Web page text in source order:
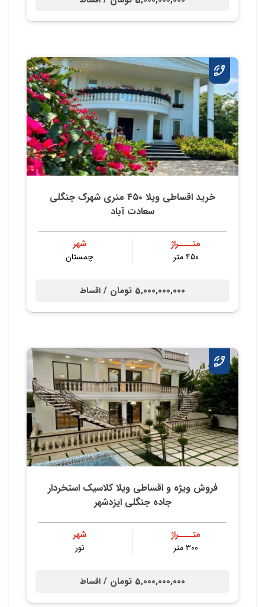
خرید اقساطی ویلا ۴۵۰ متری شهرک جنگلی
سعادت آباد
متــــراژ
۴۵۰ متر
شهر
چمستان
5,000,000,000 تومان / اقساط
فروش ویژه و اقساطی ویلا کلاسیک استخردار
جاده جنگلی ایزدشهر
متــــراژ
۳۰۰ متر
شهر
نور
5,000,000,000 تومان / اقساط